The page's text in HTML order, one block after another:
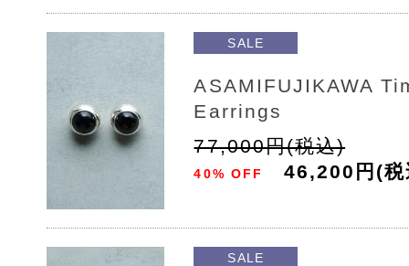
SALE
ASAMIFUJIKAWA
Earrings
77,000円(税込)
40% OFF 46,200円(
SALE